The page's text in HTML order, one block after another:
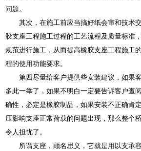
问题。
其次，在施工前应当搞好纸会审和技术
胶支座工程施工过程的工艺流程及质量标准
规范进行施工，从而提高橡胶支座工程施工
程的使用功能要求。
第四尽量给客户提供些安装建议，如果
多此一举了，如果不明白一定要告诉客户查
确性，必定是橡胶制品，如果安装不正确肯
压影响支座正常荷载的问题出现，那么整个
令人担忧了。
所谓支座，顾名思义，它就是用以支承